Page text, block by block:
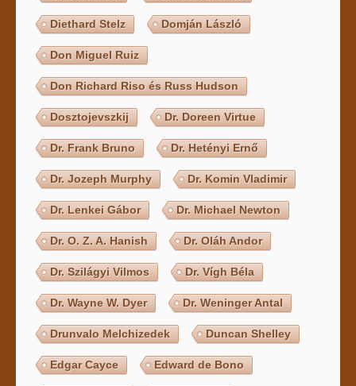
Diethard Stelz Domján László
Don Miguel Ruiz
Don Richard Riso és Russ Hudson
Dosztojevszkij Dr. Doreen Virtue
Dr. Frank Bruno Dr. Hetényi Ernő
Dr. Jozeph Murphy Dr. Komin Vladimir
Dr. Lenkei Gábor Dr. Michael Newton
Dr. O. Z. A. Hanish Dr. Oláh Andor
Dr. Szilágyi Vilmos Dr. Vígh Béla
Dr. Wayne W. Dyer Dr. Weninger Antal
Drunvalo Melchizedek Duncan Shelley
Edgar Cayce Edward de Bono